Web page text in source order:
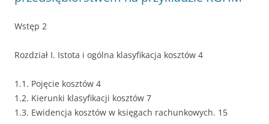
Wstęp 2
Rozdział I. Istota i ogólna klasyfikacja kosztów 4
1.1. Pojęcie kosztów 4
1.2. Kierunki klasyfikacji kosztów 7
1.3. Ewidencja kosztów w księgach rachunkowych. 15